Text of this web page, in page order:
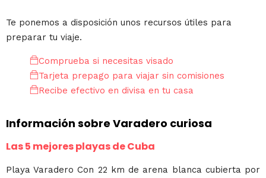
Te ponemos a disposición unos recursos útiles para
preparar tu viaje.
Comprueba si necesitas visado
Tarjeta prepago para viajar sin comisiones
Recibe efectivo en divisa en tu casa
Información sobre Varadero curiosa
Las 5 mejores playas de Cuba
Playa Varadero Con 22 km de arena blanca cubierta por